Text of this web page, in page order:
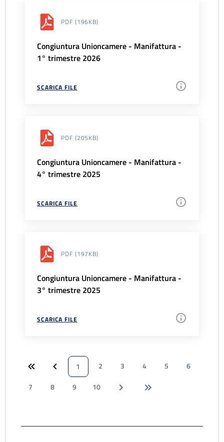
PDF (196KB)
Congiuntura Unioncamere - Manifattura -
1° trimestre 2026
SCARICA FILE
PDF (205KB)
Congiuntura Unioncamere - Manifattura -
4° trimestre 2025
SCARICA FILE
PDF (197KB)
Congiuntura Unioncamere - Manifattura -
3° trimestre 2025
SCARICA FILE
1 2 3 4 5
6
7
8 9 10